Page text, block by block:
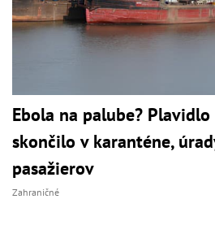
Ebola na palube?
skončilo v karanténe,
pasažierov
Zahraničné